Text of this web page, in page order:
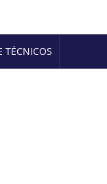
TÉCNICOS